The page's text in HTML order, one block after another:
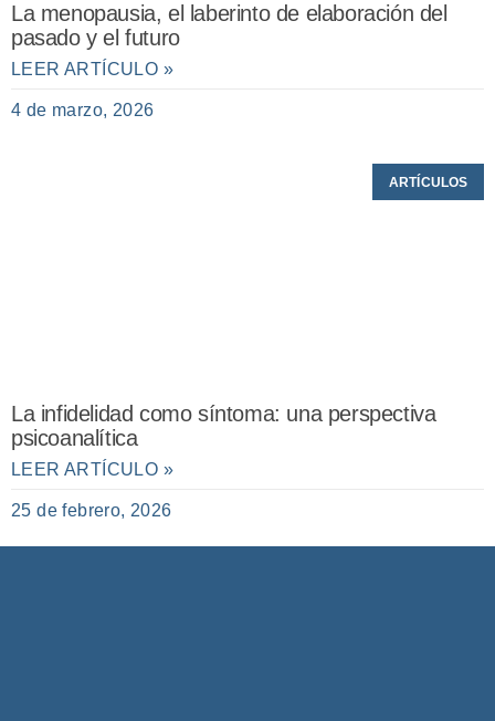
La menopausia, el laberinto de elaboración del
pasado y el futuro
LEER ARTÍCULO »
4 de marzo, 2026
ARTÍCULOS
La infidelidad como síntoma: una perspectiva
psicoanalítica
LEER ARTÍCULO »
25 de febrero, 2026